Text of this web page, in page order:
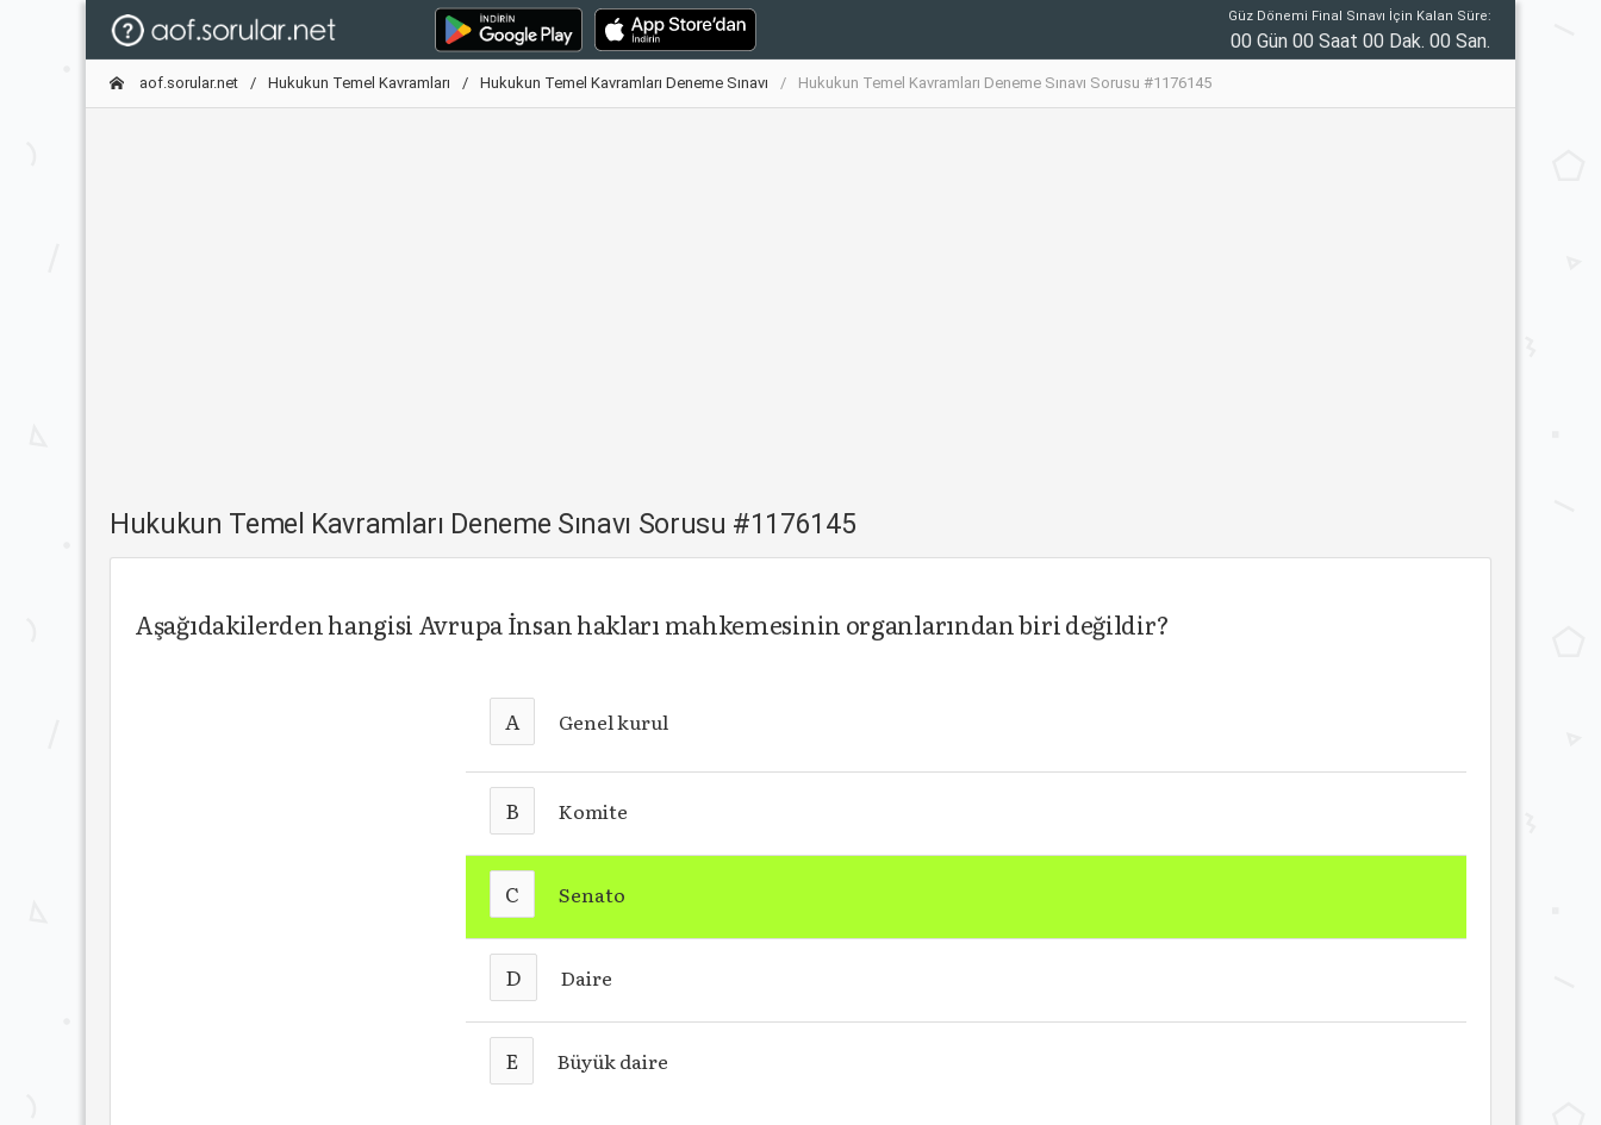
Güz Dönemi Final Sınavı İçin Kalan Süre:
00 Gün 00 Saat 00 Dak. 00 San.
aof.sorular.net Hukukun Temel Kavramları Hukukun Temel Kavramları Deneme Sınavı Hukukun Temel Kavramları Deneme Sınavı Sorusu #1176145
Hukukun Temel Kavramları Deneme Sınavı Sorusu #1176145
Aşağıdakilerden hangisi Avrupa İnsan hakları mahkemesinin organlarından biri değildir?
A Genel kurul
B Komite
C Senato
D Daire
E Büyük daire